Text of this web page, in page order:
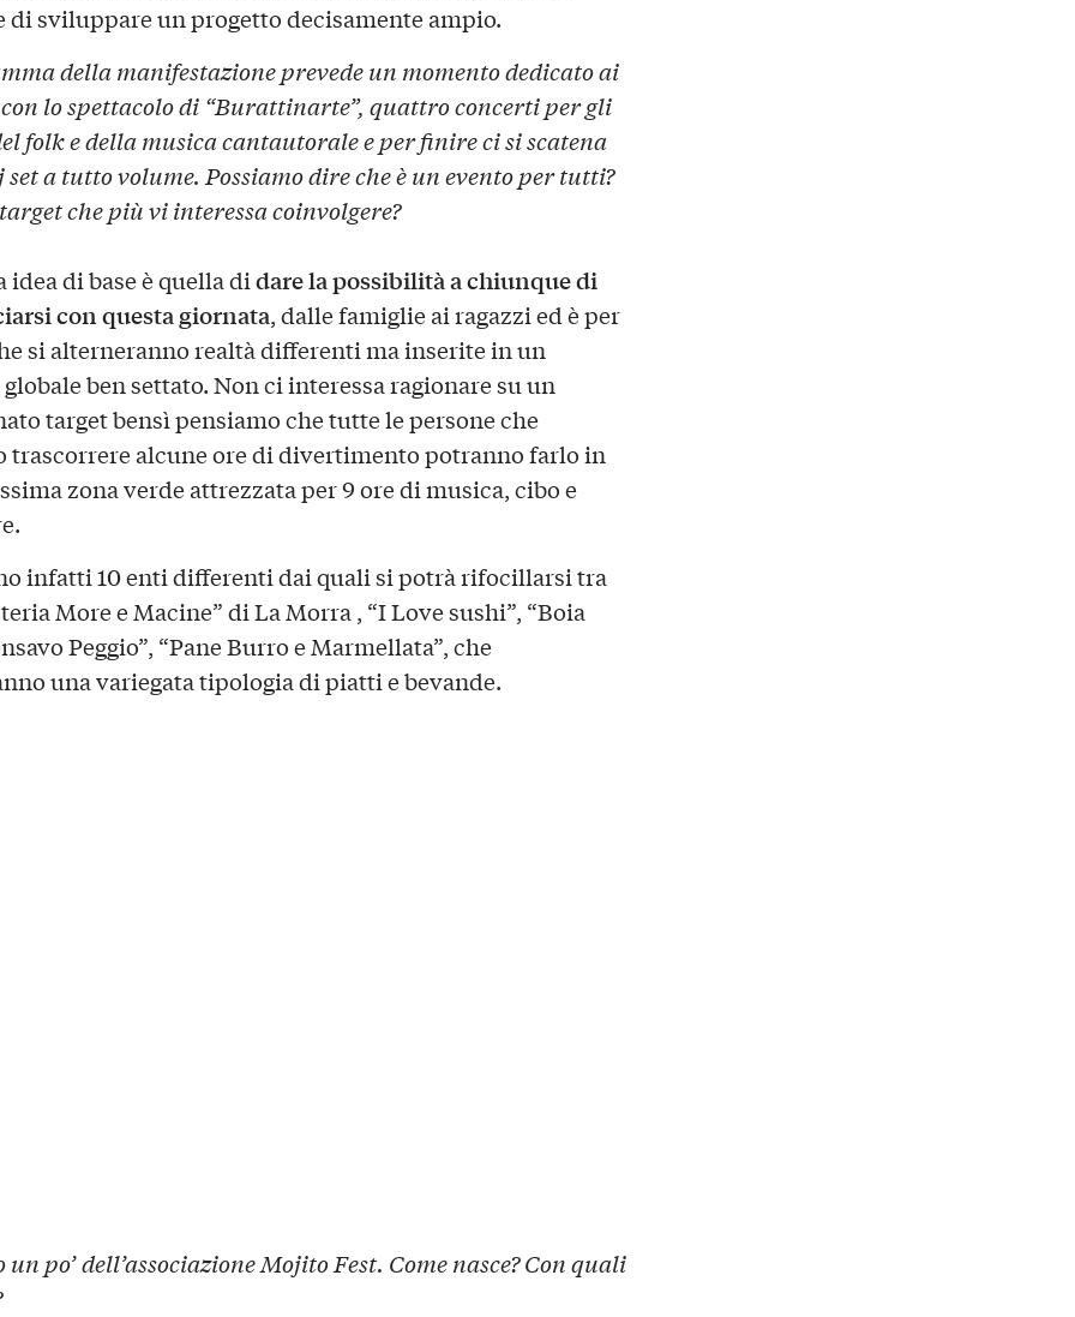
di sviluppare un progetto decisamente ampio.
della manifestazione prevede un momento dedicato ai
lo spettacolo di “Burattinarte”, quattro concerti per gli
folk e della musica cantautorale e per finire ci si scatena
set a tutto volume. Possiamo dire che è un evento per tutti?
che più vi interessa coinvolgere?
idea di base è quella didare la possibilità a chiunque di
con questa giornata, dalle famiglie ai ragazzi ed è per
si alterneranno realtà differenti ma inserite in un
ben settato. Non ci interessa ragionare su un
target bensì pensiamo che tutte le persone che
trascorrere alcune ore di divertimento potranno farlo in
zona verde attrezzata per 9 ore di musica, cibo e
infatti 10 enti differenti dai quali si potrà rifocillarsi tra
More e Macine” di La Morra , “I Love sushi”, “Boia
Peggio”, “Pane Burro e Marmellata”, che
una variegata tipologia di piatti e bevande.
po’ dell’associazione Mojito Fest. Come nasce? Con quali